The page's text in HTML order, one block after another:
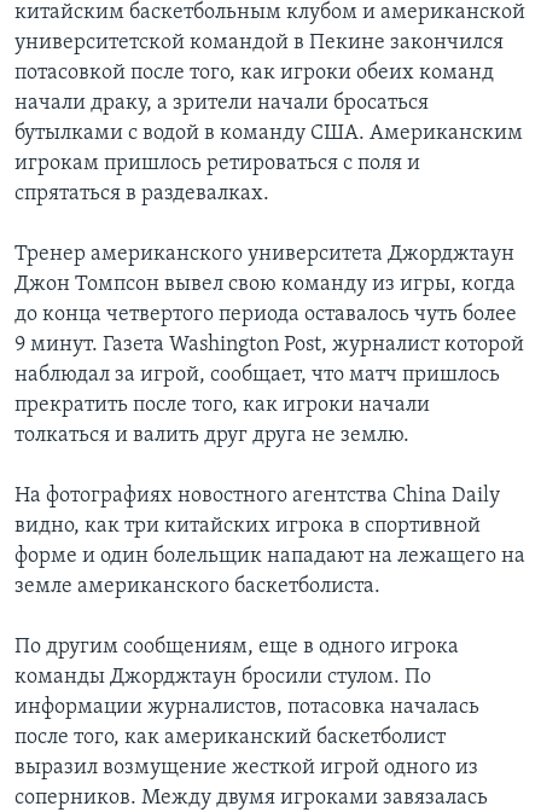
китайским баскетбольным клубом и американской
университетской командой в Пекине закончился
потасовкой после того, как игроки обеих команд
начали драку, а зрители начали бросаться
бутылками с водой в команду США. Американским
игрокам пришлось ретироваться с поля и
спрятаться в раздевалках.
Тренер американского университета Джорджтаун
Джон Томпсон вывел свою команду из игры, когда
до конца четвертого периода оставалось чуть более
9 минут. Газета Washington Post, журналист которой
наблюдал за игрой, сообщает, что матч пришлось
прекратить после того, как игроки начали
толкаться и валить друг друга не землю.
На фотографиях новостного агентства China Daily
видно, как три китайских игрока в спортивной
форме и один болельщик нападают на лежащего на
земле американского баскетболиста.
По другим сообщениям, еще в одного игрока
команды Джорджтаун бросили стулом. По
информации журналистов, потасовка началась
после того, как американский баскетболист
выразил возмущение жесткой игрой одного из
соперников. Между двумя игроками завязалась